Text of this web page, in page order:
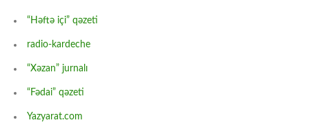
“Həftə içi” qəzeti
radio-kardeche
“Xəzan” jurnalı
“Fədai” qəzeti
Yazyarat.com